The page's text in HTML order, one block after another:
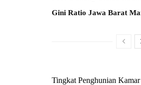
Gini Ratio Jawa Barat
Tingkat Penghunian